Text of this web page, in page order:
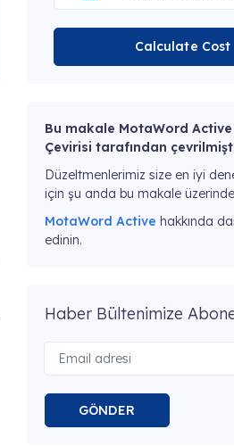
Calculate Cost
Bu makale MotaWord
Çevirisi tarafından
Düzeltmenlerimiz size en iyi
için şu anda bu makale üzerinde
MotaWord Active hakkında
edinin.
Haber Bültenimize
GÖNDER